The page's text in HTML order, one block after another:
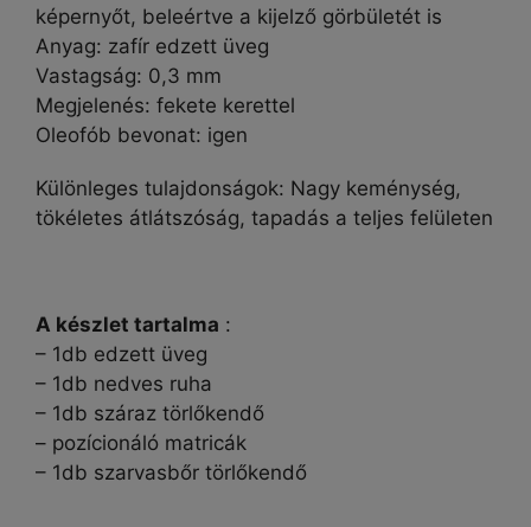
képernyőt, beleértve a kijelző görbületét is
Anyag: zafír edzett üveg
Vastagság: 0,3 mm
Megjelenés: fekete kerettel
Oleofób bevonat: igen
Különleges tulajdonságok: Nagy keménység,
tökéletes átlátszóság, tapadás a teljes felületen
A készlet tartalma :
– 1db edzett üveg
– 1db nedves ruha
– 1db száraz törlőkendő
– pozícionáló matricák
– 1db szarvasbőr törlőkendő